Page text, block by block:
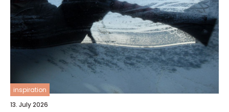
inspiration
13. July 2026